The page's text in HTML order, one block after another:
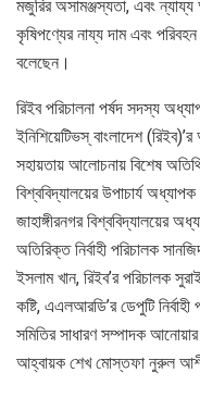
মজুরির অসামঞ্জস্যতা, এবং
কৃষিপণ্যের নায্য দাম এবং
বলেছেন।
রিইব পরিচালনা পর্ষদ সদস্য
ইনিশিয়েটিভস্ বাংলাদেশ
সহায়তায় আলোচনায় বিশেষ
বিশ্ববিদ্যালয়ের উপাচার্য
জাহাঙ্গীরনগর বিশ্ববিদ্যালয়ের
অতিরিক্ত নির্বাহী পরিচালক
ইসলাম খান, রিইব’র পরিচালক
কষ্টি, এএলআরডি’র ডেপুটি
সমিতির সাধারণ সম্পাদক
আহ্বায়ক শেখ মোস্তফা নুরুল